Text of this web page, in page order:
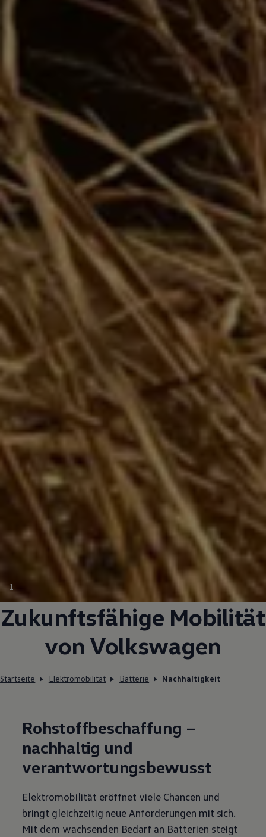
1
Zukunftsfähige Mobilität
von Volkswagen
Startseite Elektromobilität Batterie Nachhaltigkeit
Rohstoffbeschaffung –
nachhaltig und
verantwortungsbewusst
Elektromobilität eröffnet viele Chancen und
bringt gleichzeitig neue Anforderungen mit sich.
Mit dem wachsenden Bedarf an Batterien steigt